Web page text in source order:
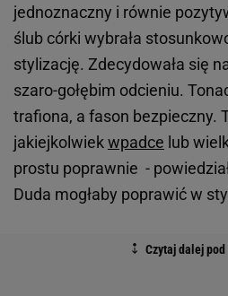
jednoznaczny i równie
ślub córki wybrała
stylizację. Zdecydowała się
szaro-gołębim odcieniu.
trafiona, a fason bezpieczny.
jakiejkolwiekwpadce lub
prostu poprawnie -
Duda mogłaby poprawić w